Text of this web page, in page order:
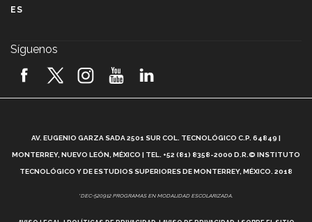
2026! (video)
¿Cómo es el Modelo Educativo Tec? (video)
Vida Tec: Feminismo e Inteligencia Artificial, Paola
ES
Síguenos
AV. EUGENIO GARZA SADA 2501 SUR COL. TECNOLÓGICO C.P. 64849 |
MONTERREY, NUEVO LEÓN, MÉXICO | TEL. +52 (81) 8358-2000 D.R.© INSTITUTO
TECNOLÓGICO Y DE ESTUDIOS SUPERIORES DE MONTERREY, MÉXICO. 2018
*DEC-520912 PROGRAMAS EN MODALIDAD ESCOLARIZADA.